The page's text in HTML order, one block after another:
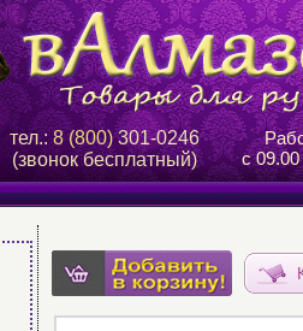
тел.:8 (800)301-0246
(звонок бесплатный)
с